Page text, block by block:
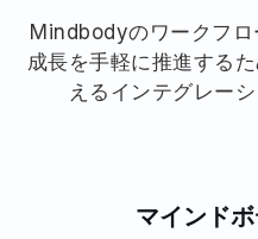
Mindbodyのワークフ
成長を手軽に推進する
えるインテグレー
マインド